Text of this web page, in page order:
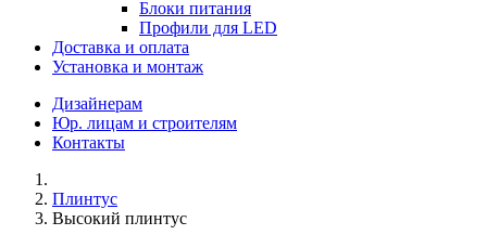
Блоки питания
Профили для LED
Доставка и оплата
Установка и монтаж
Дизайнерам
Юр. лицам и строителям
Контакты
Плинтус
Высокий плинтус